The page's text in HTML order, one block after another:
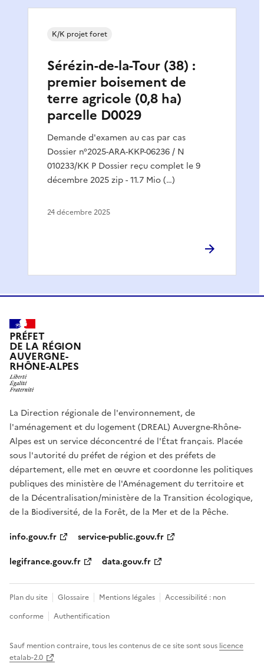
Sérézin-de-la-Tour (38) :
premier boisement de
terre agricole (0,8 ha)
parcelle D0029
Demande d'examen au cas par cas
Dossier n°2025-ARA-KKP-06236 / N
010233/KK P Dossier reçu complet le 9
décembre 2025 zip - 11.7 Mio (…)
K/K projet foret
24 décembre 2025
PRÉFET
DE LA RÉGION
AUVERGNE-
RHÔNE-ALPES
La Direction régionale de l'environnement, de
l'aménagement et du logement (DREAL) Auvergne-Rhône-
Alpes est un service déconcentré de l'État français. Placée
sous l'autorité du préfet de région et des préfets de
département, elle met en œuvre et coordonne les politiques
publiques des ministère de l'Aménagement du territoire et
de la Décentralisation/ministère de la Transition écologique,
de la Biodiversité, de la Forêt, de la Mer et de la Pêche.
info.gouv.fr
service-public.gouv.fr
legifrance.gouv.fr
data.gouv.fr
Plan du site Glossaire Mentions légales
Accessibilité : non
conforme
Authentification
Sauf mention contraire, tous les contenus de ce site sont sous licence
etalab-2.0